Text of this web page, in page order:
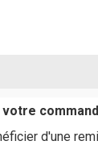
d'une